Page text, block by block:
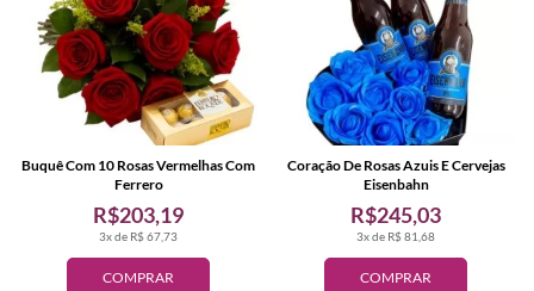
COMPRAR
3x de R$ 67,73
R$203,19
Buquê Com 10 Rosas Vermelhas Com
Ferrero
COMPRAR
3x de R$ 81,68
R$245,03
Coração De Rosas Azuis E Cervejas
Eisenbahn